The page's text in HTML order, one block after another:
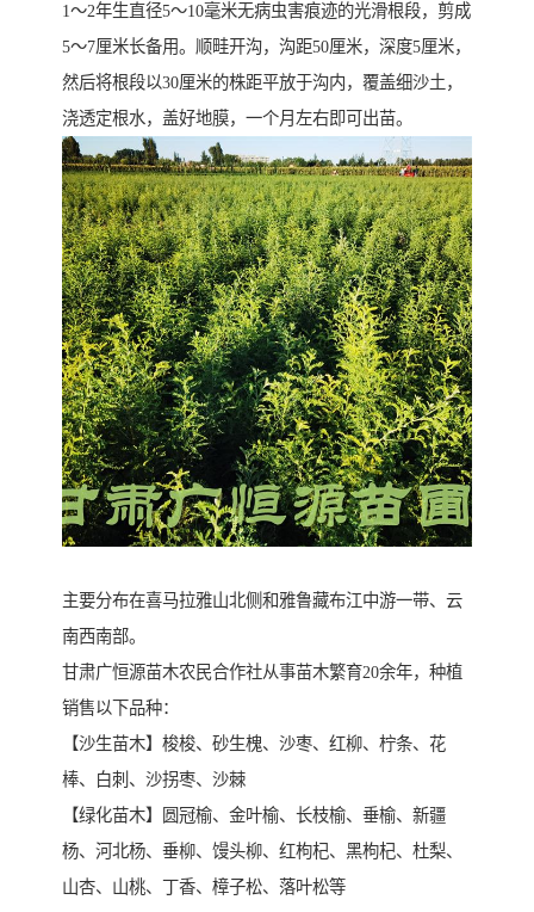
1～2年生直径5～10毫米无病虫害痕迹的光滑根段，剪成
5～7厘米长备用。顺畦开沟，沟距50厘米，深度5厘米，
然后将根段以30厘米的株距平放于沟内，覆盖细沙土，
浇透定根水，盖好地膜，一个月左右即可出苗。
主要分布在喜马拉雅山北侧和雅鲁藏布江中游一带、云
南西南部。
甘肃广恒源苗木农民合作社从事苗木繁育20余年，种植
销售以下品种：
【沙生苗木】梭梭、砂生槐、沙枣、红柳、柠条、花
棒、白刺、沙拐枣、沙棘
【绿化苗木】圆冠榆、金叶榆、长枝榆、垂榆、新疆
杨、河北杨、垂柳、馒头柳、红枸杞、黑枸杞、杜梨、
山杏、山桃、丁香、樟子松、落叶松等